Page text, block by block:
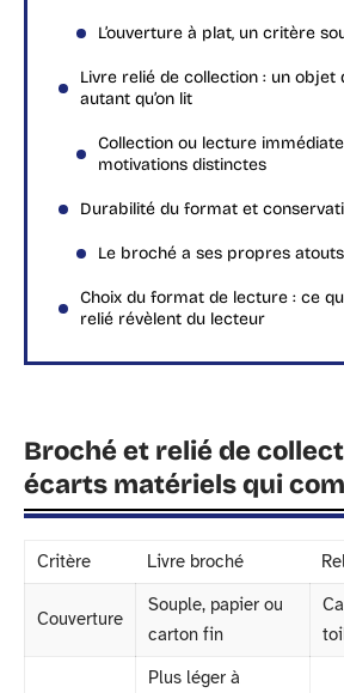
L’ouverture à plat, un critère
Livre relié de collection : un objet
autant qu’on lit
Collection ou lecture
motivations distinctes
Durabilité du format et
Le broché a ses propres
Choix du format de lecture : ce
relié révèlent du lecteur
Broché et relié de
écarts matériels qui
Critère Livre broché
Couverture
Souple, papier ou
carton fin
Plus léger à